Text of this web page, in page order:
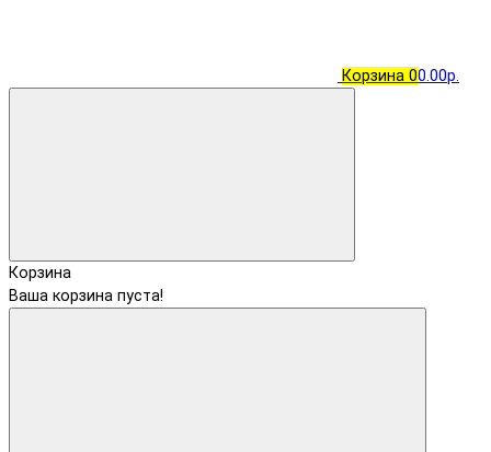
Корзина 00.00р.
Корзина
Ваша корзина пуста!